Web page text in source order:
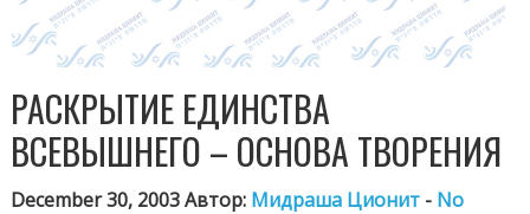
РАСКРЫТИЕ ЕДИНСТВА
ВСЕВЫШНЕГО – ОСНОВА ТВОРЕНИЯ
December 30, 2003 Автор: Мидраша Ционит - No